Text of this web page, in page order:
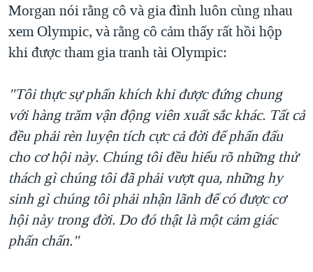
Morgan nói rằng cô và gia đình luôn cùng nhau
xem Olympic, và rằng cô cảm thấy rất hồi hộp
khi được tham gia tranh tài Olympic:
"Tôi thực sự phấn khích khi được đứng chung
với hàng trăm vận động viên xuất sắc khác. Tất cả
đều phải rèn luyện tích cực cả đời để phấn đấu
cho cơ hội này. Chúng tôi đều hiểu rõ những thử
thách gì chúng tôi đã phải vượt qua, những hy
sinh gì chúng tôi phải nhận lãnh để có được cơ
hội này trong đời. Do đó thật là một cảm giác
phấn chấn."